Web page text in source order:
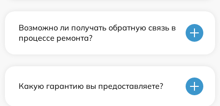
Возможно ли получать обратную связь в
процессе ремонта?
Какую гарантию вы предоставляете?